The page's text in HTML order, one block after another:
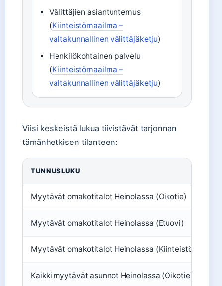
Välittäjien asiantuntemus
(Kiinteistömaailma –
valtakunnallinen välittäjäketju)
Henkilökohtainen palvelu
(Kiinteistömaailma –
valtakunnallinen välittäjäketju)
Viisi keskeistä lukua tiivistävät tarjonnan
tämänhetkisen tilanteen:
TUNNUSLUKU
Myytävät omakotitalot Heinolassa (Oikotie)
Myytävät omakotitalot Heinolassa (Etuovi)
Myytävät omakotitalot Heinolassa
Kaikki myytävät asunnot Heinolassa (Oikotie)